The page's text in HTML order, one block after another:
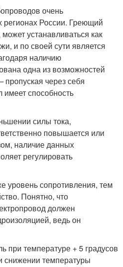
очень
регионах России. Греющий
устанавливаться как
и по своей сути является
наличию
одна из возможностей
через себя
имеет способность
силы тока,
повышается или
наличие данных
регулировать
уровень сопротивления, тем
Понятно, что
должен
ведь он
при температуре + 5 градусов
снижении температуры